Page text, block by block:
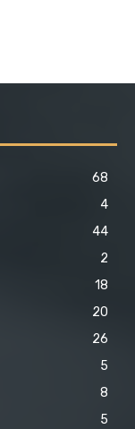
68
4
44
2
18
20
26
5
8
5